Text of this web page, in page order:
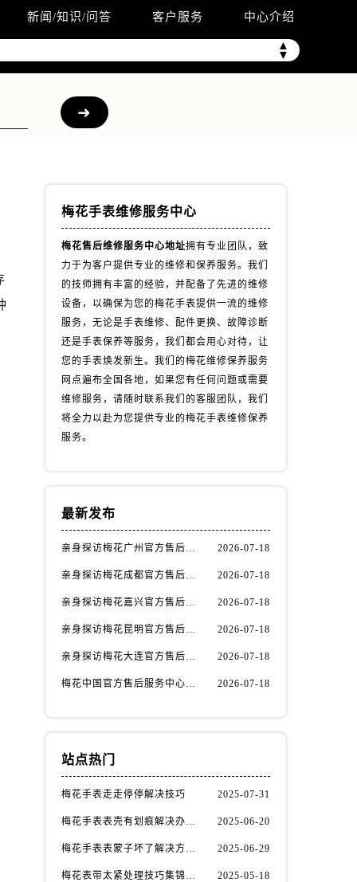
新闻/知识/问答 客户服务 中心介绍
▲
▼
梅花手表维修服务中心
梅花售后维修服务中心地址拥有专业团队，致
力于为客户提供专业的维修和保养服务。我们
的技师拥有丰富的经验，并配备了先进的维修
设备，以确保为您的梅花手表提供一流的维修
服务，无论是手表维修、配件更换、故障诊断
还是手表保养等服务，我们都会用心对待，让
您的手表焕发新生。我们的梅花维修保养服务
网点遍布全国各地，如果您有任何问题或需要
维修服务，请随时联系我们的客服团队，我们
将全力以赴为您提供专业的梅花手表维修保养
服务。
最新发布
亲身探访梅花广州官方售后服务中心｜全部地址与售后电话（2026年7月最新） 2026-07-18
亲身探访梅花成都官方售后服务中心｜网点地址与电话（2026年7月最新） 2026-07-18
亲身探访梅花嘉兴官方售后服务中心｜网点地址与电话（2026年7月最新） 2026-07-18
亲身探访梅花昆明官方售后服务中心｜地址与官方电话（2026年7月最新） 2026-07-18
亲身探访梅花大连官方售后服务中心｜网点地址与电话（2026年7月最新） 2026-07-18
梅花中国官方售后服务中心维修地址与客服热线实地考察报告+多信源验证（2026年7月最新） 2026-07-18
站点热门
梅花手表走走停停解决技巧 2025-07-31
梅花手表表壳有划痕解决办法详解（日常保养与修复技巧指南） 2025-06-20
梅花手表表蒙子坏了解决方法大全（快速修复指南） 2025-06-29
梅花表带太紧处理技巧集锦（轻松调整佩戴舒适度的方法） 2025-05-18